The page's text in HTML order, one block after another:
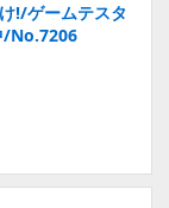
!/ゲームテスタ
/No.7206